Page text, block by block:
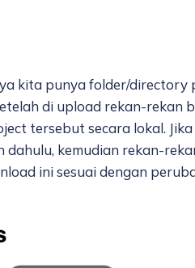
kita punya folder/directory
di upload rekan-rekan
tersebut secara lokal.
kemudian rekan-
ini sesuai dengan